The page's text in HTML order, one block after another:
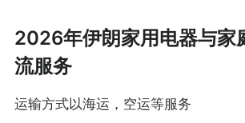
2026年伊朗家用电器与家
流服务
运输方式以海运，空运等服务